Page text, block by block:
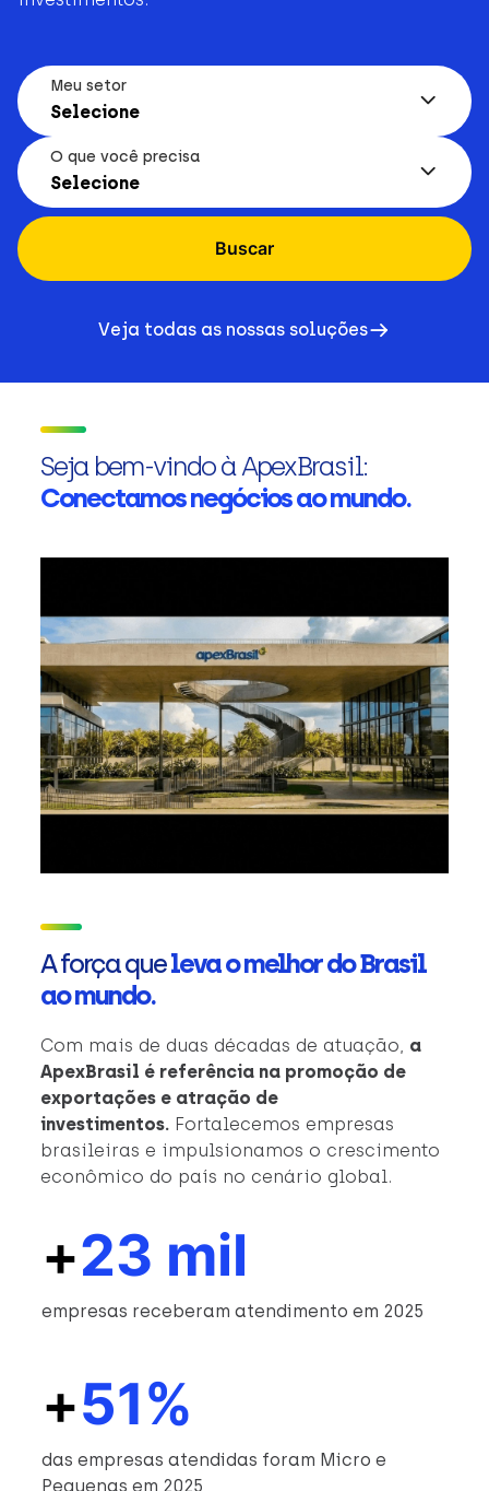
Meu setor
Selecione
O que você precisa
Selecione
Buscar
Veja todas as nossas soluções
Seja bem-vindo à ApexBrasil:
Conectamos negócios ao mundo.
A força queleva o melhor do Brasil
ao mundo.
Com mais de duas décadas de atuação, a
ApexBrasil é referência na promoção de
exportações e atração de
investimentos. Fortalecemos empresas
brasileiras e impulsionamos o crescimento
econômico do país no cenário global.
+23 mil
empresas receberam atendimento em 2025
+51%
das empresas atendidas foram Micro e
Pequenas em 2025